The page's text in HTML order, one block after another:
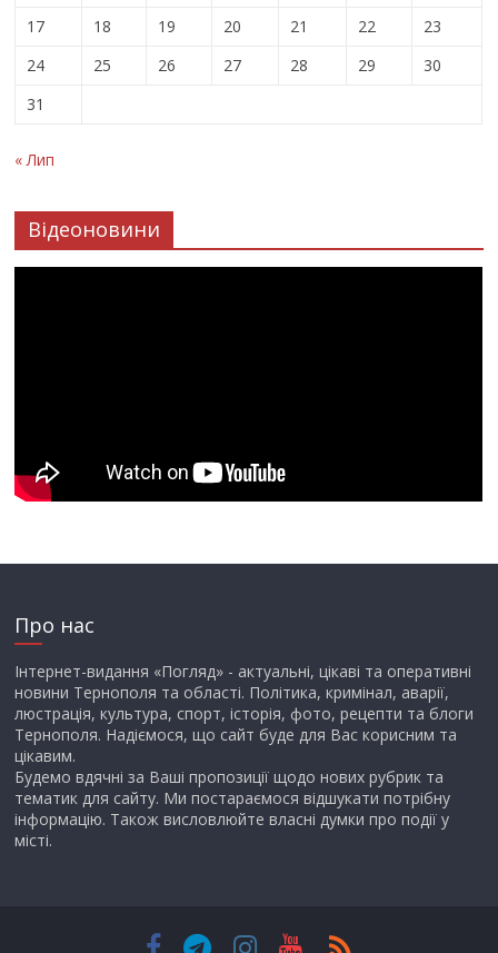
17
18 19 20 21 22
23
24
25 26 27 28 29
30
31
« Лип
Відеоновини
Про нас
Інтернет-видання «Погляд» - актуальні, цікаві та оперативні
новини Тернополя та області. Політика, кримінал, аварії,
люстрація, культура, спорт, історія, фото, рецепти та блоги
Тернополя. Надіємося, що сайт буде для Вас корисним та
цікавим.
Будемо вдячні за Ваші пропозиції щодо нових рубрик та
тематик для сайту. Ми постараємося відшукати потрібну
інформацію. Також висловлюйте власні думки про події у
місті.